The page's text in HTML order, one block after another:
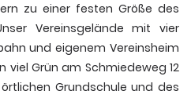
zu einer festen Größe des
Vereinsgelände mit vier
und eigenem Vereinsheim
Grün am Schmiedeweg 12
Grundschule und des